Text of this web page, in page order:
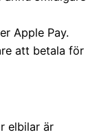
Apple Pay.
att betala för
elbilar är